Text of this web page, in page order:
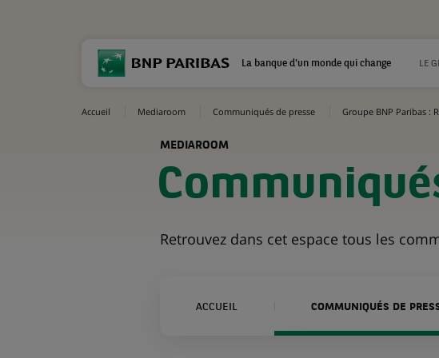
La banque d'un monde qui change LE
Accueil Mediaroom Communiqués de presse Groupe BNP Paribas :
MEDIAROOM
Retrouvez dans cet espace tous les
ACCUEIL COMMUNIQUÉS DE